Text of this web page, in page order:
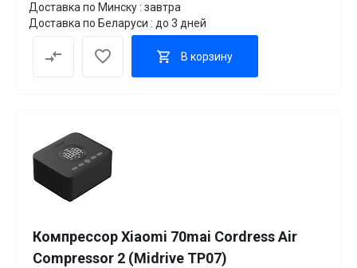
Доставка по Минску : завтра
Доставка по Беларуси : до 3 дней
В корзину
Компрессор Xiaomi 70mai Cordress Air
Compressor 2 (Midrive TP07)